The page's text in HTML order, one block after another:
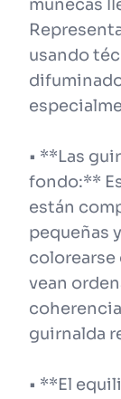
muñecas
usando
• **Las
fondo:**
están
pequeñas
colorearse
vean
guirnalda
• **El